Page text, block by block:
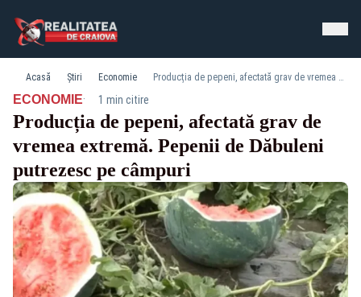
Acasă Știri Economie Producția de pepeni, afectată grav de vremea extremă. Pepenii de Dăbuleni putrezesc pe câmpuri
ECONOMIE· 1 min citire
Producția de pepeni, afectată grav de
vremea extremă. Pepenii de Dăbuleni
putrezesc pe câmpuri